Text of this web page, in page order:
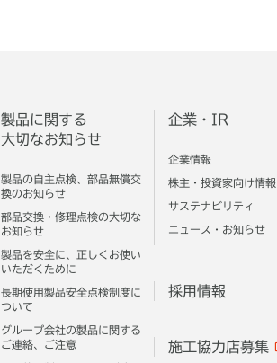
製品に関する
大切なお知らせ
製品の自主点検、部品無償交
換のお知らせ
部品交換・修理点検の大切な
お知らせ
製品を安全に、正しくお使い
いただくために
長期使用製品安全点検制度に
ついて
グループ会社の製品に関する
ご連絡、ご注意
企業・IR
企業情報
株主・投資家向け情報
サステナビリティ
ニュース・お知らせ
採用情報
施工協力店募集